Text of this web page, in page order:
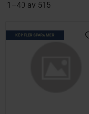
1–40 av 515
KÖP FLER SPARA MER